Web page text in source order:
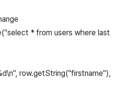
* from users where last
row.getString("firstname"),